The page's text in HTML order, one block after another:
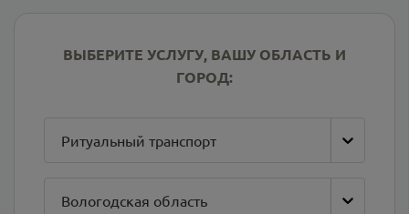
ВЫБЕРИТЕ УСЛУГУ, ВАШУ ОБЛАСТЬ И
ГОРОД:
Ритуальный транспорт
Вологодская область